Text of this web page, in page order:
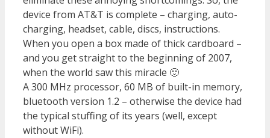
device from AT&T is complete – charging, auto-
charging, headset, cable, discs, instructions.
When you open a box made of thick cardboard –
and you get straight to the beginning of 2007,
when the world saw this miracle 🙂
A 300 MHz processor, 60 MB of built-in memory,
bluetooth version 1.2 – otherwise the device had
the typical stuffing of its years (well, except
without WiFi).